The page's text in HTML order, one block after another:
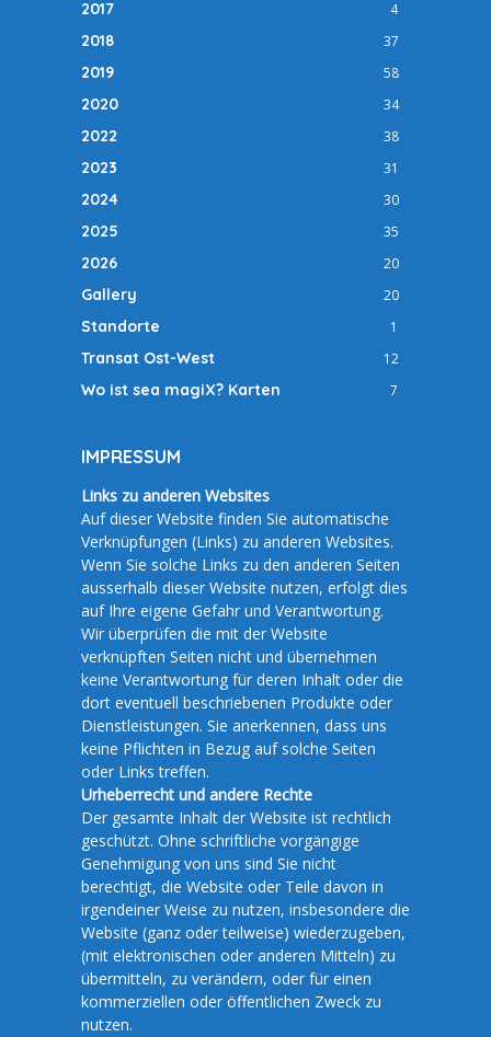
2017 4
2018 37
2019 58
2020 34
2022 38
2023 31
2024 30
2025 35
2026 20
Gallery 20
Standorte 1
Transat Ost-West 12
Wo ist sea magiX? Karten 7
IMPRESSUM
Links zu anderen Websites
Auf dieser Website finden Sie automatische
Verknüpfungen (Links) zu anderen Websites.
Wenn Sie solche Links zu den anderen Seiten
ausserhalb dieser Website nutzen, erfolgt dies
auf Ihre eigene Gefahr und Verantwortung.
Wir überprüfen die mit der Website
verknüpften Seiten nicht und übernehmen
keine Verantwortung für deren Inhalt oder die
dort eventuell beschriebenen Produkte oder
Dienstleistungen. Sie anerkennen, dass uns
keine Pflichten in Bezug auf solche Seiten
oder Links treffen.
Urheberrecht und andere Rechte
Der gesamte Inhalt der Website ist rechtlich
geschützt. Ohne schriftliche vorgängige
Genehmigung von uns sind Sie nicht
berechtigt, die Website oder Teile davon in
irgendeiner Weise zu nutzen, insbesondere die
Website (ganz oder teilweise) wiederzugeben,
(mit elektronischen oder anderen Mitteln) zu
übermitteln, zu verändern, oder für einen
kommerziellen oder öffentlichen Zweck zu
nutzen.